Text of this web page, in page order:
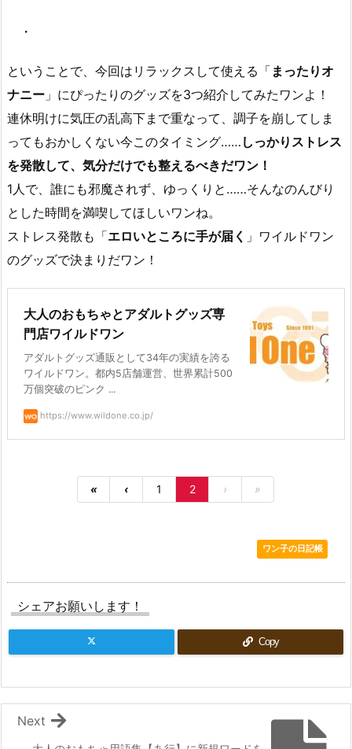
・
ということで、今回はリラックスして使える「 まったりオ
ナニー 」にぴったりのグッズを3つ紹介してみたワンよ！
連休明けに気圧の乱高下まで重なって、調子を崩してしま
ってもおかしくない今このタイミング…… しっかりストレス
を発散して、気分だけでも整えるべきだワン！
1人で、誰にも邪魔されず、ゆっくりと……そんなのんびり
とした時間を満喫してほしいワンね。
ストレス発散も「エロいところに手が届く 」ワイルドワン
のグッズで決まりだワン！
大人のおもちゃとアダルトグッズ専
門店ワイルドワン
アダルトグッズ通販として34年の実績を誇る
ワイルドワン。都内5店舗運営、世界累計500
万個突破のピンク ...
https://www.wildone.co.jp/
« ‹ 1 2 › »
ワン子の日記帳
シェアお願いします！
Copy
Next